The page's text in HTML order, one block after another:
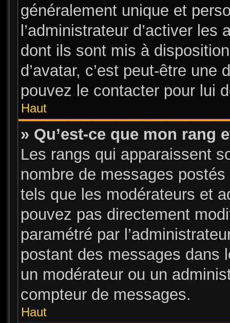
généralement unique et
l’administrateur d’activer
dont ils sont mis à
d’avatar, c’est peut-être une
pouvez le contacter pour lui
Haut
» Qu’est-ce que mon rang
Les rangs qui apparaissent
nombre de messages
tels que les modérateurs et
pouvez pas directement
paramétré par
postant des messages dans
un modérateur ou un
compteur de messages.
Haut